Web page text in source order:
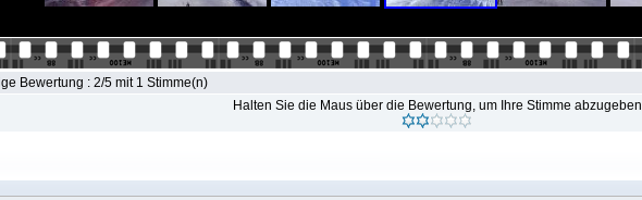
Bewertung : 2/5 mit 1 Stimme(n)
Halten Sie die Maus über die Bewertung, um Ihre Stimme abzugeben